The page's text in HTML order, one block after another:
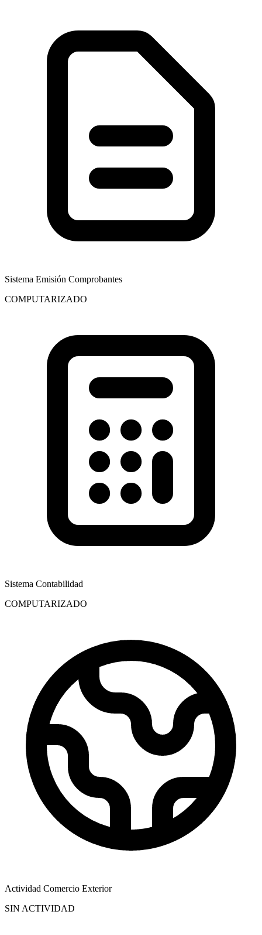
Sistema Emisión Comprobantes
COMPUTARIZADO
Sistema Contabilidad
COMPUTARIZADO
Actividad Comercio Exterior
SIN ACTIVIDAD